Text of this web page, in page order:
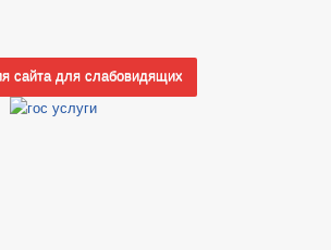
сайта для слабовидящих